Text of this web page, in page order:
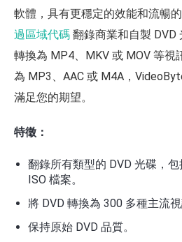
軟體，具有更穩定的效能和流暢
過區域代碼 翻錄商業和自製 DVD
轉換為 MP4、MKV 或 MOV 等視
為 MP3、AAC 或 M4A，
滿足您的期望。
特徵：
翻錄所有類型的 DVD 光碟，
ISO 檔案。
將 DVD 轉換為 300 多種主流
保持原始 DVD 品質。